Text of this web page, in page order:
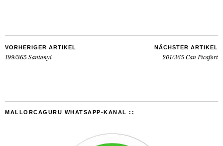
VORHERIGER ARTIKEL
199/365 Santanyí
NÄCHSTER ARTIKEL
201/365 Can Picafort
MALLORCAGURU WHATSAPP-KANAL ::